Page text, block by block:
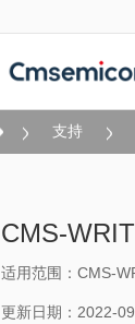
支持
CMS-
适用范围：CMS-
更新日期：2022-